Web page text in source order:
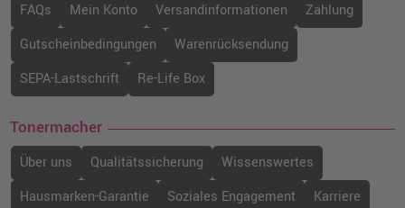
FAQs Mein Konto Versandinformationen
Zahlung
Gutscheinbedingungen
Warenrücksendung
SEPA-Lastschrift
Re-Life Box
Tonermacher
Über uns Qualitätssicherung
Wissenswertes
Hausmarken-Garantie
Soziales Engagement
Karriere